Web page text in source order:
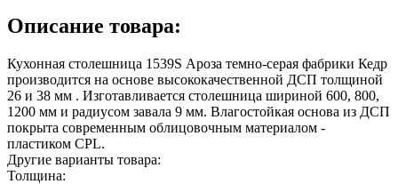
Описание товара:
Кухонная столешница 1539S Ароза темно-серая фабрики Кедр
производится на основе высококачественной ДСП толщиной
26 и 38 мм . Изготавливается столешница шириной 600, 800,
1200 мм и радиусом завала 9 мм. Влагостойкая основа из ДСП
покрыта современным облицовочным материалом -
пластиком CPL.
Другие варианты товара:
Толщина: